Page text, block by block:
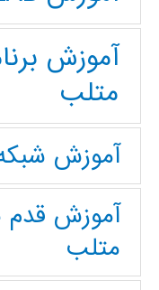
آموزش
متلب
آموزش
آموزش قدم
متلب